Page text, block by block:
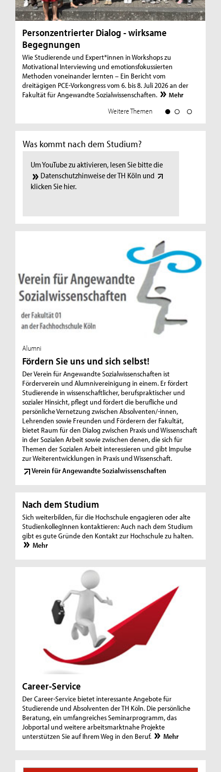
Personzentrierter Dialog - wirksame
Begegnungen
Wie Studierende und Expert*innen in Workshops zu
Motivational Interviewing und emotionsfokussierten
Methoden voneinander lernten – Ein Bericht vom
dreitägigen PCE-Vorkongress vom 6. bis 8. Juli 2026 an der
Fakultät für Angewandte Sozialwissenschaften.
Mehr
Weitere Themen
Was kommt nach dem Studium?
Um YouTube zu aktivieren, lesen Sie bitte die
Datenschutzhinweise der TH Kölnund
klicken Sie hier.
Alumni
Fördern Sie uns und sich selbst!
Der Verein für Angewandte Sozialwissenschaften ist
Förderverein und Alumnivereinigung in einem. Er fördert
Studierende in wissenschaftlicher, berufspraktischer und
sozialer Hinsicht, pflegt und fördert die berufliche und
persönliche Vernetzung zwischen Absolventen/-innen,
Lehrenden sowie Freunden und Förderern der Fakultät,
bietet Raum für den Dialog zwischen Praxis und Wissenschaft
in der Sozialen Arbeit sowie zwischen denen, die sich für
Themen der Sozialen Arbeit interessieren und gibt Impulse
zur Weiterentwicklungen in Praxis und Wissenschaft.
Verein für Angewandte Sozialwissenschaften
Nach dem Studium
Sich weiterbilden, für die Hochschule engagieren oder alte
StudienkollegInnen kontaktieren: Auch nach dem Studium
gibt es gute Gründe den Kontakt zur Hochschule zu halten.
Mehr
Career-Service
Der Career-Service bietet interessante Angebote für
Studierende und Absolventen der TH Köln. Die persönliche
Beratung, ein umfangreiches Seminarprogramm, das
Jobportal und weitere arbeitsmarktnahe Projekte
unterstützen Sie auf Ihrem Weg in den Beruf.
Mehr